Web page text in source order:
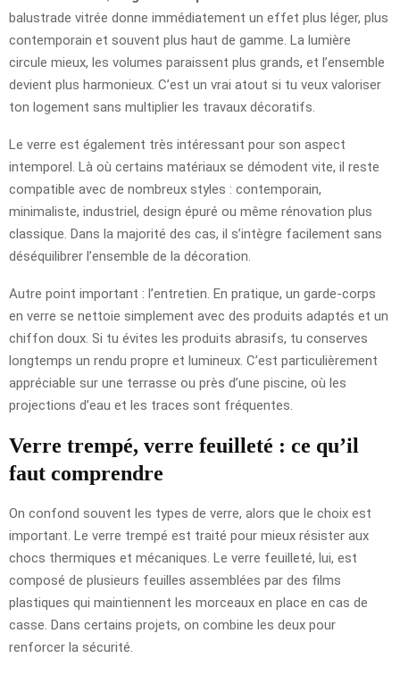
balustrade vitrée donne immédiatement un effet plus léger, plus
contemporain et souvent plus haut de gamme. La lumière
circule mieux, les volumes paraissent plus grands, et l’ensemble
devient plus harmonieux. C’est un vrai atout si tu veux valoriser
ton logement sans multiplier les travaux décoratifs.
Le verre est également très intéressant pour son aspect
intemporel. Là où certains matériaux se démodent vite, il reste
compatible avec de nombreux styles : contemporain,
minimaliste, industriel, design épuré ou même rénovation plus
classique. Dans la majorité des cas, il s’intègre facilement sans
déséquilibrer l’ensemble de la décoration.
Autre point important : l’entretien. En pratique, un garde-corps
en verre se nettoie simplement avec des produits adaptés et un
chiffon doux. Si tu évites les produits abrasifs, tu conserves
longtemps un rendu propre et lumineux. C’est particulièrement
appréciable sur une terrasse ou près d’une piscine, où les
projections d’eau et les traces sont fréquentes.
Verre trempé, verre feuilleté : ce qu’il
faut comprendre
On confond souvent les types de verre, alors que le choix est
important. Le verre trempé est traité pour mieux résister aux
chocs thermiques et mécaniques. Le verre feuilleté, lui, est
composé de plusieurs feuilles assemblées par des films
plastiques qui maintiennent les morceaux en place en cas de
casse. Dans certains projets, on combine les deux pour
renforcer la sécurité.